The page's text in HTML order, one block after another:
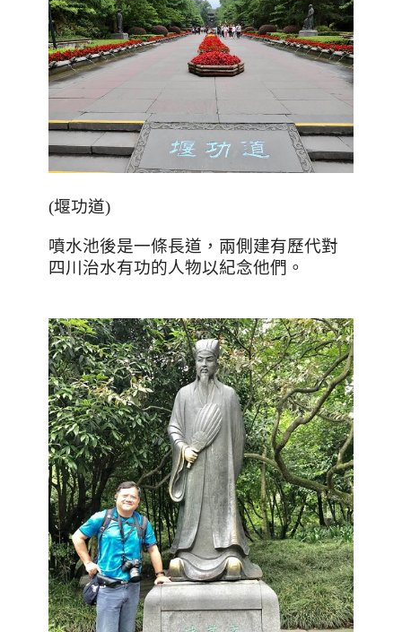
(堰功道)
噴水池後是一條長道，兩側建有歷代對
四川治水有功的人物以紀念他們。